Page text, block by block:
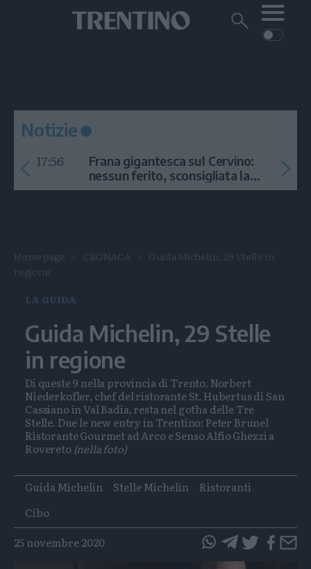
Cerca
CRONACA
GARDA
CULTURA
VIDEO
Notizie
17:56
Frana gigantesca sul Cervino:
nessun ferito, sconsigliata la
salita
Home page CRONACA
Guida Michelin, 29 Stelle in
regione
LA GUIDA
Guida Michelin, 29 Stelle
in regione
Di queste 9 nella provincia di Trento. Norbert
Niederkofler, chef del ristorante St. Hubertus di San
Cassiano in Val Badia, resta nel gotha delle Tre
Stelle. Due le new entry in Trentino: Peter Brunel
Ristorante Gourmet ad Arco e Senso Alfio Ghezzi a
Rovereto (nella foto)
Tags
Guida Michelin Stelle Michelin
Ristoranti
Cibo
25 novembre 2020
questoquesto